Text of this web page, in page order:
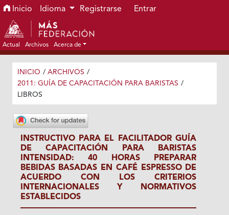
Ir al menú de navegación principal
Ir al contenido principal
Ir al pie de página del sitio
Inicio Idioma Registrarse Entrar
Actual Archivos Acerca de
INICIO / ARCHIVOS /
2011: GUÍA DE CAPACITACIÓN PARA BARISTAS /
LIBROS
INSTRUCTIVO PARA EL FACILITADOR GUÍA
DE CAPACITACIÓN PARA BARISTAS
INTENSIDAD: 40 HORAS PREPARAR
BEBIDAS BASADAS EN CAFÉ ESPRESSO DE
ACUERDO CON LOS CRITERIOS
INTERNACIONALES Y NORMATIVOS
ESTABLECIDOS